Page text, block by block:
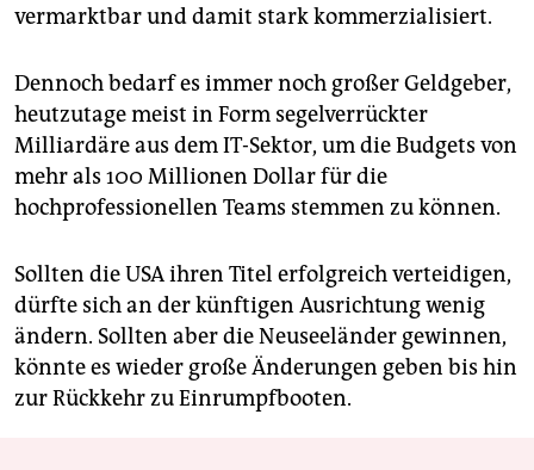
vermarktbar und damit stark kommerzialisiert.
Dennoch bedarf es immer noch großer Geldgeber,
heutzutage meist in Form segelverrückter
Milliardäre aus dem IT-Sektor, um die Budgets von
mehr als 100 Millionen Dollar für die
hochprofessionellen Teams stemmen zu können.
Sollten die USA ihren Titel erfolgreich verteidigen,
dürfte sich an der künftigen Ausrichtung wenig
ändern. Sollten aber die Neuseeländer gewinnen,
könnte es wieder große Änderungen geben bis hin
zur Rückkehr zu Einrumpfbooten.